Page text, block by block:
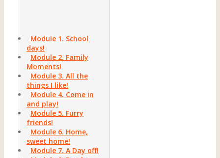
Module 1. School
days!
Module 2. Family
Moments!
Module 3. All the
things I like!
Module 4. Come in
and play!
Module 5. Furry
friends!
Module 6. Home,
sweet home!
Module 7. A Day off!